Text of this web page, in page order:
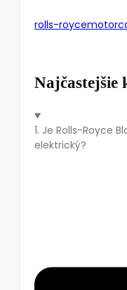
rolls-
Najčastejšie
1. Je Rolls-Royce
elektrický?